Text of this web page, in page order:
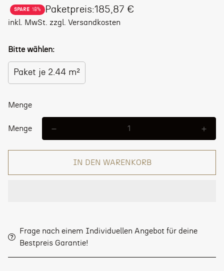
SPARE 18%
Verkaufspreis
Paketpreis:185,87 €
Regulärer
Preis
inkl. MwSt. zzgl. Versandkosten
Bitte wählen:
Paket je 2.44 m²
Menge
Menge
IN DEN WARENKORB
Frage nach einem Individuellen Angebot für deine
Bestpreis Garantie!